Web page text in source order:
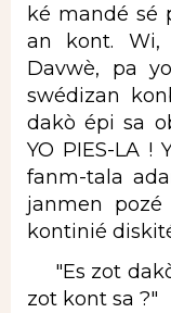
ké mandé sé
an kont.
Davwè, pa
swédizan
dakò épi sa
YO PIES-LA !
fanm-tala
janmen
kontinié
"Es zot
zot kont sa ?"